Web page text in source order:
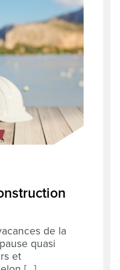
de la
quasi
et